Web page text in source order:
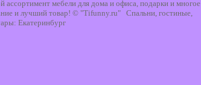
мебели для дома и офиса, подарки и многое
и лучший товар! © "Tifunny.ru" Спальни, гостиные,
Екатеринбург